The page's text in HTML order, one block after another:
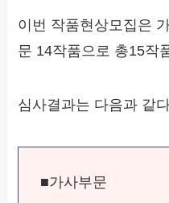
이번 작품현상모집은
문 14작품으로 총15작
심사결과는 다음과 같
■가사부문